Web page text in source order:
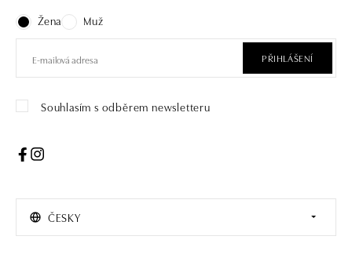
Žena
Muž
PŘIHLÁŠENÍ
Souhlasím s odběrem newsletteru
ČESKY